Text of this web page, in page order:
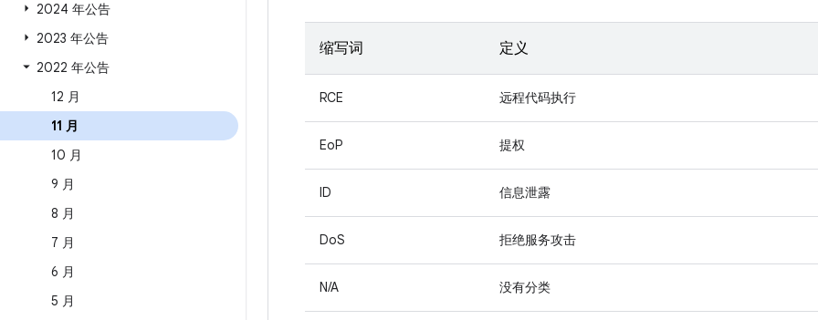
2024 年公告
2023 年公告
2022 年公告
12 月
11 月
10 月
9 月
8 月
7 月
6 月
5 月
缩写词 定义
RCE 远程代码执行
EoP 提权
ID 信息泄露
DoS 拒绝服务攻击
N/A 没有分类